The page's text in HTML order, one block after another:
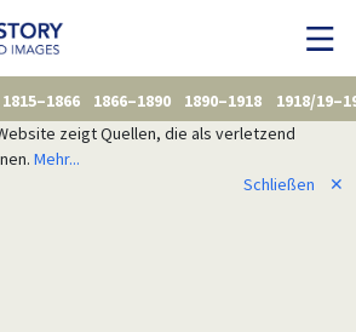
1815–1866 1866–1890 1890–1918
1918/
zeigt Quellen, die als verletzend
Mehr...
Schließen
✕